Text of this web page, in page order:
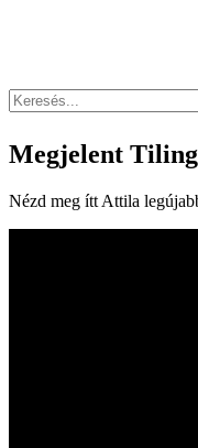
Megjelent
Nézd meg ítt Attila